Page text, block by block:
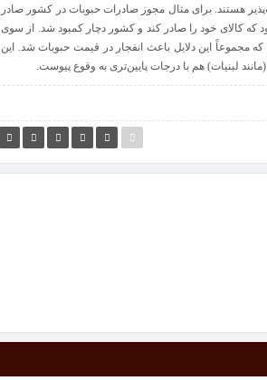
هستند. برای مثال مجوز صادرات حبوبات در کشور صادر
که کالای خود را صادر کند و کشور دچار کمبود شد. از سوی
که مجموعاً این دلایل باعث انفجار در قیمت حبوبات شد. این
لبنیات) هم با درجات پایین‌تری به وقوع پیوست.